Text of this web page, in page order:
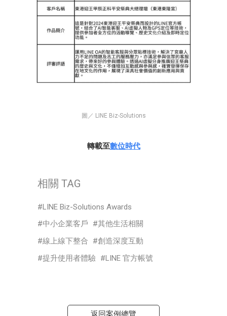
圖／ LINE Biz-Solutions
轉載至數位時代
相關 TAG
LINE Biz-Solutions Awards
中小企業客戶
其他生活相關
線上線下整合
創造深度互動
提升使用者體驗
LINE 官方帳號
返回案例總覽